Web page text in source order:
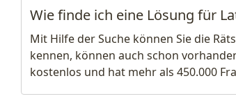
Wie finde ich eine Lösung für
Mit Hilfe der Suche können Sie die
kennen, können auch schon
kostenlos und hat mehr als 450.000